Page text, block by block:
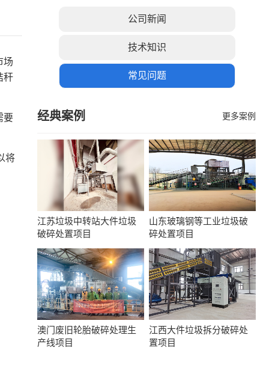
场
秆
要
将
公司新闻
技术知识
常见问题
经典案例 更多案例
江苏垃圾中转站大件垃圾
破碎处置项目
山东玻璃钢等工业垃圾破
碎处置项目
澳门废旧轮胎破碎处理生
产线项目
江西大件垃圾拆分破碎处
置项目